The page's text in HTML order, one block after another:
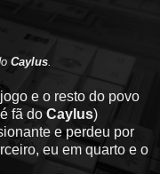
Caylus
e o resto do povo
fã do Caylus)
e perdeu por
eu em quarto e o